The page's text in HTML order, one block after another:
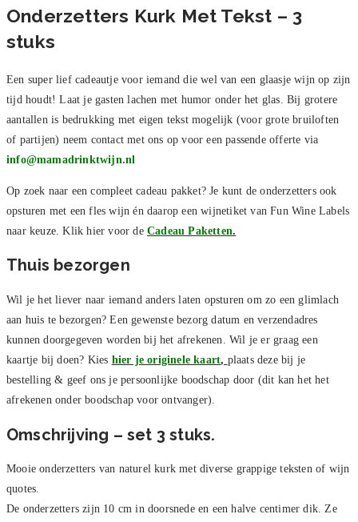
Onderzetters Kurk Met Tekst – 3
stuks
Een super lief cadeautje voor iemand die wel van een glaasje wijn op zijn
tijd houdt! Laat je gasten lachen met humor onder het glas. Bij grotere
aantallen is bedrukking met eigen tekst mogelijk (voor grote bruiloften
of partijen) neem contact met ons op voor een passende offerte via
info@mamadrinktwijn.nl
Op zoek naar een compleet cadeau pakket? Je kunt de onderzetters ook
opsturen met een fles wijn én daarop een wijnetiket van Fun Wine Labels
naar keuze. Klik hier voor de Cadeau Paketten.
Thuis bezorgen
Wil je het liever naar iemand anders laten opsturen om zo een glimlach
aan huis te bezorgen? Een gewenste bezorg datum en verzendadres
kunnen doorgegeven worden bij het afrekenen. Wil je er graag een
kaartje bij doen? Kies hier je originele kaart, plaats deze bij je
bestelling & geef ons je persoonlijke boodschap door (dit kan het het
afrekenen onder boodschap voor ontvanger).
Omschrijving – set 3 stuks.
Mooie onderzetters van naturel kurk met diverse grappige teksten of wijn
quotes.
De onderzetters zijn 10 cm in doorsnede en een halve centimer dik. Ze